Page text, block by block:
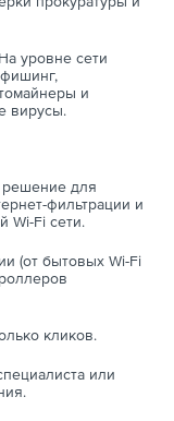
уровне сети
и
вирусы.
решение для
фильтрации и
Wi-Fi сети.
(от бытовых Wi-Fi
кликов.
или